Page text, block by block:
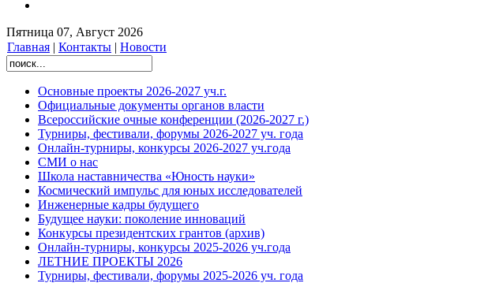
Пятница 07, Август 2026
Главная | Контакты | Новости
Основные проекты 2026-2027 уч.г.
Официальные документы органов власти
Всероссийские очные конференции (2026-2027 г.)
Турниры, фестивали, форумы 2026-2027 уч. года
Онлайн-турниры, конкурсы 2026-2027 уч.года
СМИ о нас
Школа наставничества «Юность науки»
Космический импульс для юных исследователей
Инженерные кадры будущего
Будущее науки: поколение инноваций
Конкурсы президентских грантов (архив)
Онлайн-турниры, конкурсы 2025-2026 уч.года
ЛЕТНИЕ ПРОЕКТЫ 2026
Турниры, фестивали, форумы 2025-2026 уч. года